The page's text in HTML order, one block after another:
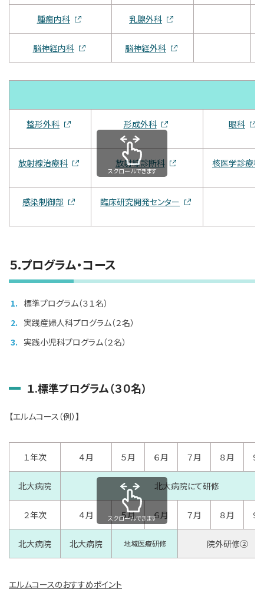
腫瘍内科 乳腺外科
脳神経内科 脳神経外科
整形外科 形成外科 眼科
放射線治療科 放射線診断科 核医学診療科
感染制御部 臨床研究開発センター
スクロールできます
５.プログラム・コース
標準プログラム（３１名）
実践産婦人科プログラム（２名）
実践小児科プログラム（２名）
１.標準プログラム（３０名）
【エルムコース（例）】
１年次 ４月 ５月 ６月 ７月 ８月 ９
北大病院 北大病院にて研修
２年次 ４月 ５月 ６月 ７月 ８月 ９
北大病院 北大病院 地域医療研修 院外研修②
スクロールできます
エルムコースのおすすめポイント